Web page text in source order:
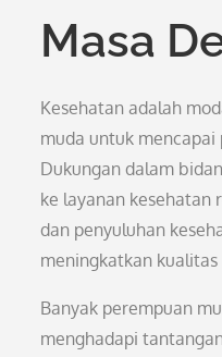
Masa
Kesehatan adalah
muda untuk
Dukungan dalam
ke layanan kesehatan
dan penyuluhan
meningkatkan
Banyak perempuan
menghadapi